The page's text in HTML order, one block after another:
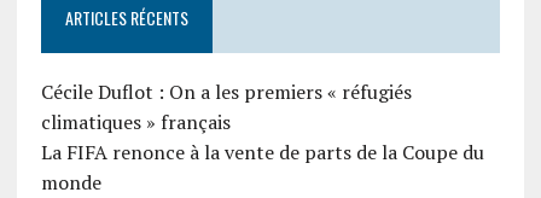
ARTICLES RÉCENTS
Cécile Duflot : On a les premiers « réfugiés
climatiques » français
La FIFA renonce à la vente de parts de la Coupe du
monde